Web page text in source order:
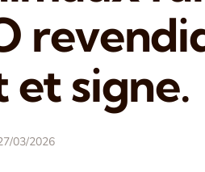
signe.
03/2026